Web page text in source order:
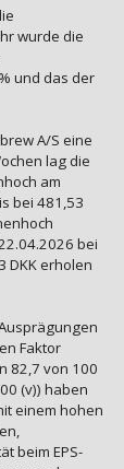
wurde die
und das der
A/S eine
lag die
am
bei 481,53
bei
DKK erholen
Faktor
82,7 von 100
(v)) haben
einem hohen
beim EPS-